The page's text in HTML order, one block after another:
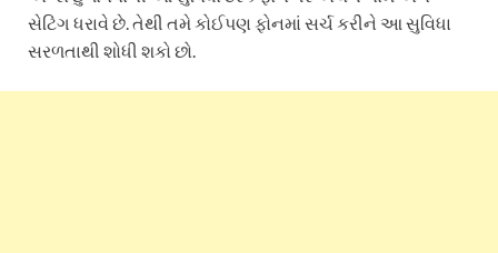
સેટિંગ ધરાવે છે. તેથી તમે કોઈપણ ફોનમાં સર્ચ કરીને આ સુવિધા
સરળતાથી શોધી શકો છો.